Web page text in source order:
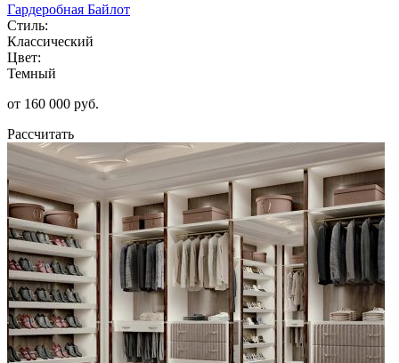
Гардеробная Байлот
Стиль:
Классический
Цвет:
Темный
от 160 000 руб.
Рассчитать